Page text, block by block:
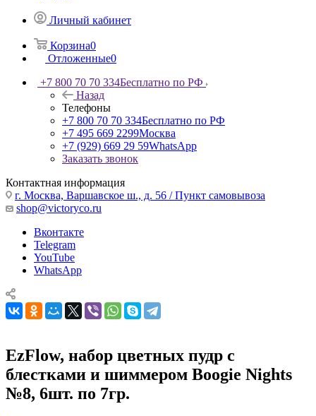
Личный кабинет
Корзина0
Отложенные0
+7 800 70 70 334Бесплатно по РФ
Назад
Телефоны
+7 800 70 70 334Бесплатно по РФ
+7 495 669 2299Москва
+7 (929) 669 29 59WhatsApp
Заказать звонок
Контактная информация
г. Москва, Варшавское ш., д. 56 / Пункт самовывоза
shop@victoryco.ru
Вконтакте
Telegram
YouTube
WhatsApp
EzFlow, набор цветных пудр с
блестками и шиммером Boogie Nights
№8, 6шт. по 7гр.